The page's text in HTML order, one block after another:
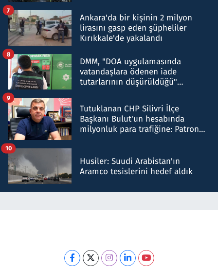
Ankara'da bir kişinin 2 milyon
lirasını gasp eden şüpheliler
Kırıkkale'de yakalandı
7
DMM, "DOA uygulamasında
vatandaşlara ödenen iade
tutarlarının düşürüldüğü"
8
Tutuklanan CHP Silivri İlçe
Başkanı Bulut'un hesabında
milyonluk para trafiğine: Patron
9
Husiler: Suudi Arabistan'ın
Aramco tesislerini hedef aldık
10